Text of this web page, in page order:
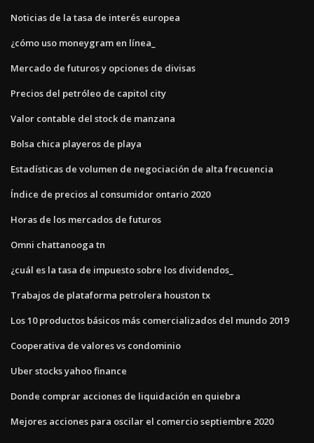
Noticias de la tasa de interés europea
¿cómo uso moneygram en línea_
Mercado de futuros y opciones de divisas
Precios del petróleo de capitol city
Valor contable del stock de manzana
Bolsa chica playeros de playa
Estadísticas de volumen de negociación de alta frecuencia
Índice de precios al consumidor ontario 2020
Horas de los mercados de futuros
Omni chattanooga tn
¿cuál es la tasa de impuesto sobre los dividendos_
Trabajos de plataforma petrolera houston tx
Los 10 productos básicos más comercializados del mundo 2019
Cooperativa de valores vs condominio
Uber stocks yahoo finance
Donde comprar acciones de liquidación en quiebra
Mejores acciones para oscilar el comercio septiembre 2020